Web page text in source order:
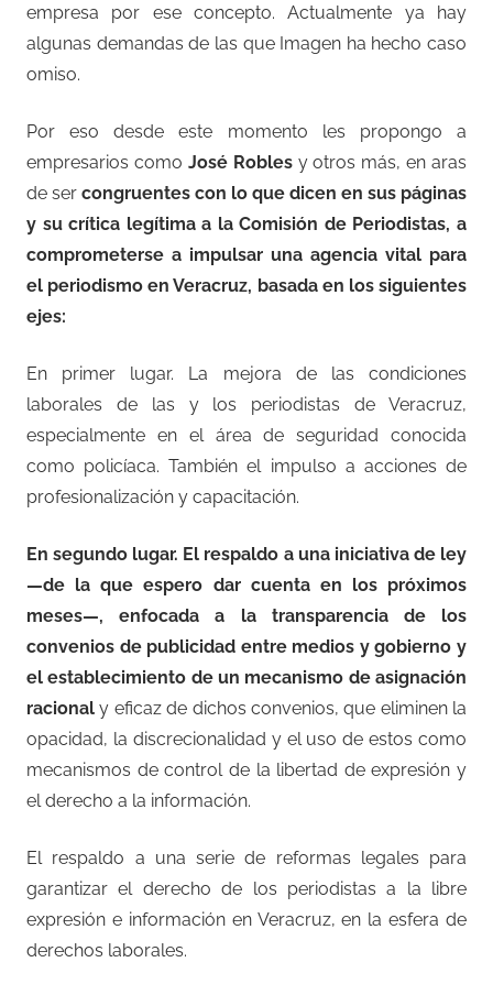
empresa por ese concepto. Actualmente ya hay
algunas demandas de las que Imagen ha hecho caso
omiso.
Por eso desde este momento les propongo a
empresarios como José Roblesy otros más, en aras
de ser congruentes con lo que dicen en sus páginas
y su crítica legítima a la Comisión de Periodistas, a
comprometerse a impulsar una agencia vital para
el periodismo en Veracruz, basada en los siguientes
ejes:
En primer lugar. La mejora de las condiciones
laborales de las y los periodistas de Veracruz,
especialmente en el área de seguridad conocida
como policíaca. También el impulso a acciones de
profesionalización y capacitación.
En segundo lugar. El respaldo a una iniciativa de ley
—de la que espero dar cuenta en los próximos
meses—, enfocada a la transparencia de los
convenios de publicidad entre medios y gobierno y
el establecimiento de un mecanismo de asignación
racional y eficaz de dichos convenios, que eliminen la
opacidad, la discrecionalidad y el uso de estos como
mecanismos de control de la libertad de expresión y
el derecho a la información.
El respaldo a una serie de reformas legales para
garantizar el derecho de los periodistas a la libre
expresión e información en Veracruz, en la esfera de
derechos laborales.